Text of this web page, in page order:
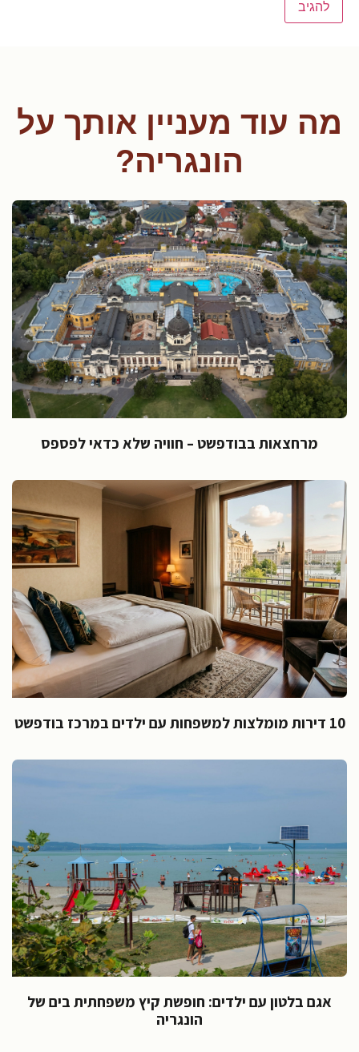
מה עוד מעניין אותך על
הונגריה?
מרחצאות בבודפשט – חוויה שלא כדאי לפספס
10 דירות מומלצות למשפחות עם ילדים במרכז בודפשט
אגם בלטון עם ילדים: חופשת קיץ משפחתית בים של
הונגריה